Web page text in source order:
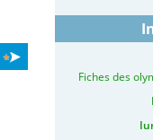
Fiches des